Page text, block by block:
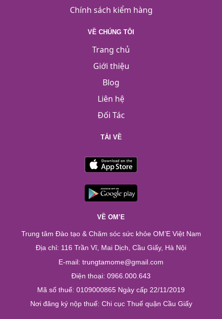
Chính sách kiểm hàng
VỀ CHÚNG TÔI
Trang chủ
Giới thiệu
Blog
Liên hệ
Đối Tác
TẢI VỀ
VỀ OM’E
Trung tâm Đào tạo & Chăm sóc sức khỏe OM’E Việt Nam
Địa chỉ: 116 Trần Vĩ, Mai Dịch, Cầu Giấy, Hà Nội
E-mail: trungtamome@gmail.com
Điện thoại: 0966.000.643
Mã số thuế: 0109000865 Ngày cấp 22/11/2019
Nơi đăng ký nộp thuế: Chi cục Thuế quận Cầu Giấy